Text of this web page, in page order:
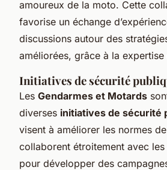
amoureux de la moto. Cette
favorise un échange
discussions autour des
améliorées, grâce à la
Initiatives de sécurité
Les Gendarmes et Motards
diverses initiatives de sécurité
visent à améliorer les normes
collaborent étroitement avec
pour développer des